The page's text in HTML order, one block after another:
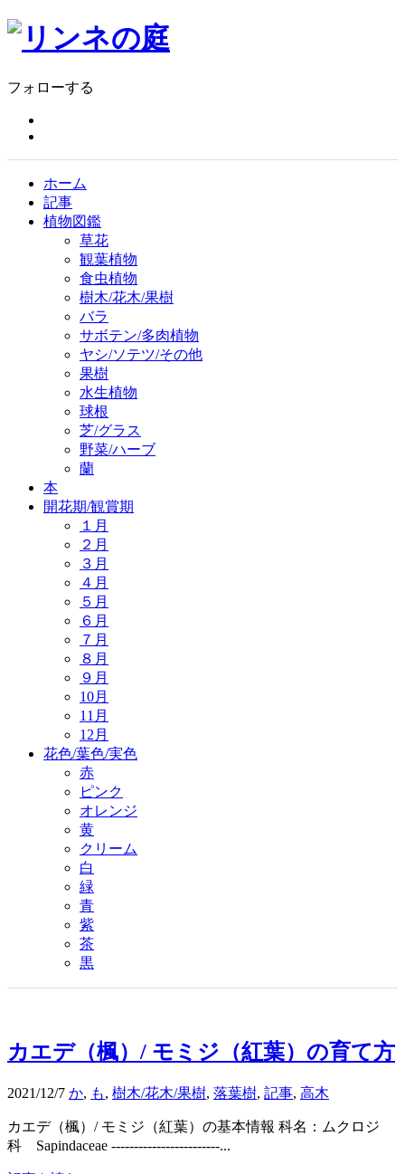
フォローする
ホーム
記事
植物図鑑
草花
観葉植物
食虫植物
樹木/花木/果樹
バラ
サボテン/多肉植物
ヤシ/ソテツ/その他
果樹
水生植物
球根
芝/グラス
野菜/ハーブ
蘭
本
開花期/観賞期
１月
２月
３月
４月
５月
６月
７月
８月
９月
10月
11月
12月
花色/葉色/実色
赤
ピンク
オレンジ
黄
クリーム
白
緑
青
紫
茶
黒
カエデ（楓）/ モミジ（紅葉）の育て方
2021/12/7 か, も, 樹木/花木/果樹, 落葉樹, 記事, 高木
カエデ（楓）/ モミジ（紅葉）の基本情報 科名：ムクロジ
科 Sapindaceae ------------------------...